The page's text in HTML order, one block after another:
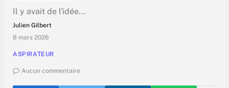
Il y avait de l'idée...
Julien Gilbert
8 mars 2026
ASPIRATEUR
Aucun commentaire